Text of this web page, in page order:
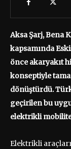
Aksa Şarj, Bena
kapsamında
önce akaryakıt
konseptiyle
dönüştürdü.
geçirilen bu
elektrikli
Elektrikli